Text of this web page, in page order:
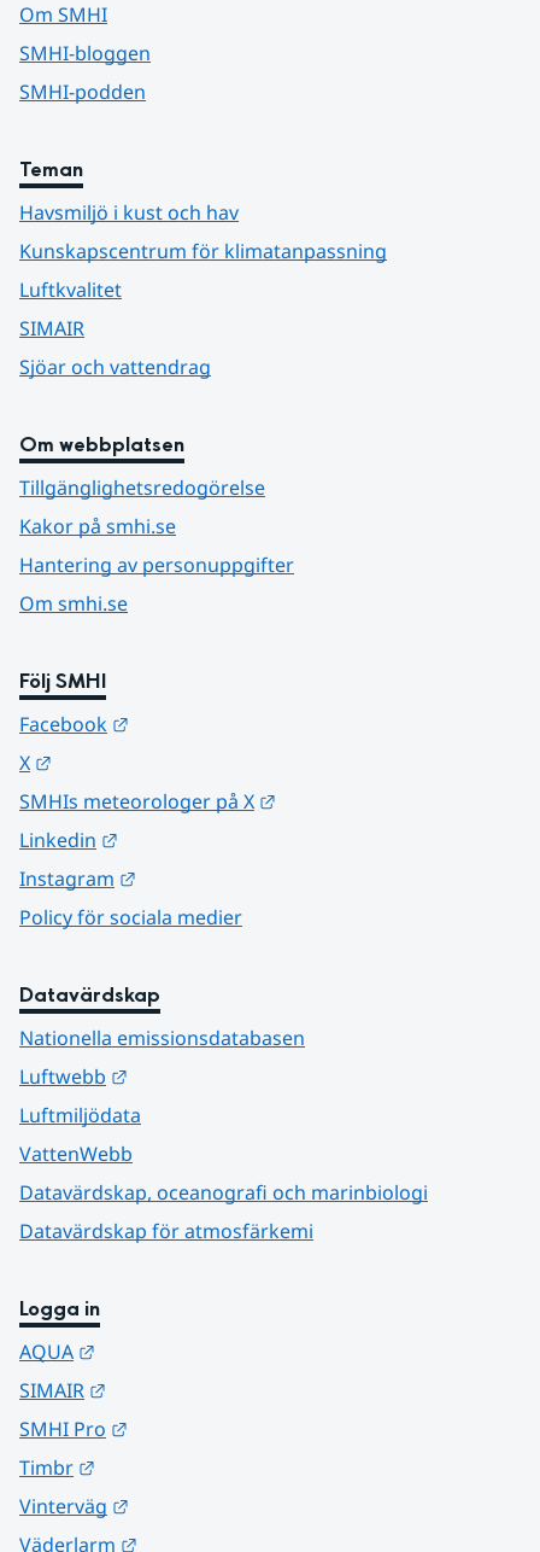
Om SMHI
SMHI-bloggen
SMHI-podden
Teman
Havsmiljö i kust och hav
Kunskapscentrum för klimatanpassning
Luftkvalitet
SIMAIR
Sjöar och vattendrag
Om webbplatsen
Tillgänglighetsredogörelse
Kakor på smhi.se
Hantering av personuppgifter
Om smhi.se
Följ SMHI
Facebook
X
SMHIs meteorologer på X
Linkedin
Instagram
Policy för sociala medier
Datavärdskap
Nationella emissionsdatabasen
Luftwebb
Luftmiljödata
VattenWebb
Datavärdskap, oceanografi och marinbiologi
Datavärdskap för atmosfärkemi
Logga in
AQUA
SIMAIR
SMHI Pro
Timbr
Vinterväg
Väderlarm